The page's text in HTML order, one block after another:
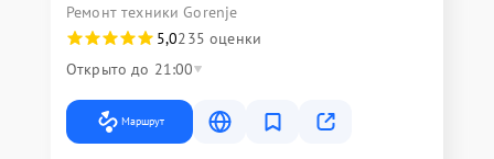
Ремонт техники Gorenje
5,0235 оценки
Открыто до 21:00
Маршрут